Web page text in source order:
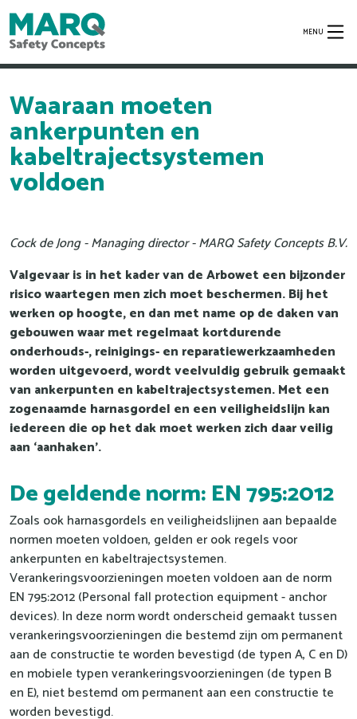
MENU
Waaraan moeten
ankerpunten en
kabeltrajectsystemen
voldoen
Cock de Jong - Managing director - MARQ Safety Concepts B.V.
Valgevaar is in het kader van de Arbowet een bijzonder
risico waartegen men zich moet beschermen. Bij het
werken op hoogte, en dan met name op de daken van
gebouwen waar met regelmaat kortdurende
onderhouds-, reinigings- en reparatiewerkzaamheden
worden uitgevoerd, wordt veelvuldig gebruik gemaakt
van ankerpunten en kabeltrajectsystemen. Met een
zogenaamde harnasgordel en een veiligheidslijn kan
iedereen die op het dak moet werken zich daar veilig
aan ‘aanhaken’.
De geldende norm: EN 795:2012
Zoals ook harnasgordels en veiligheidslijnen aan bepaalde
normen moeten voldoen, gelden er ook regels voor
ankerpunten en kabeltrajectsystemen.
Verankeringsvoorzieningen moeten voldoen aan de norm
EN 795:2012 (Personal fall protection equipment - anchor
devices). In deze norm wordt onderscheid gemaakt tussen
verankeringsvoorzieningen die bestemd zijn om permanent
aan de constructie te worden bevestigd (de typen A, C en D)
en mobiele typen verankeringsvoorzieningen (de typen B
en E), niet bestemd om permanent aan een constructie te
worden bevestigd.